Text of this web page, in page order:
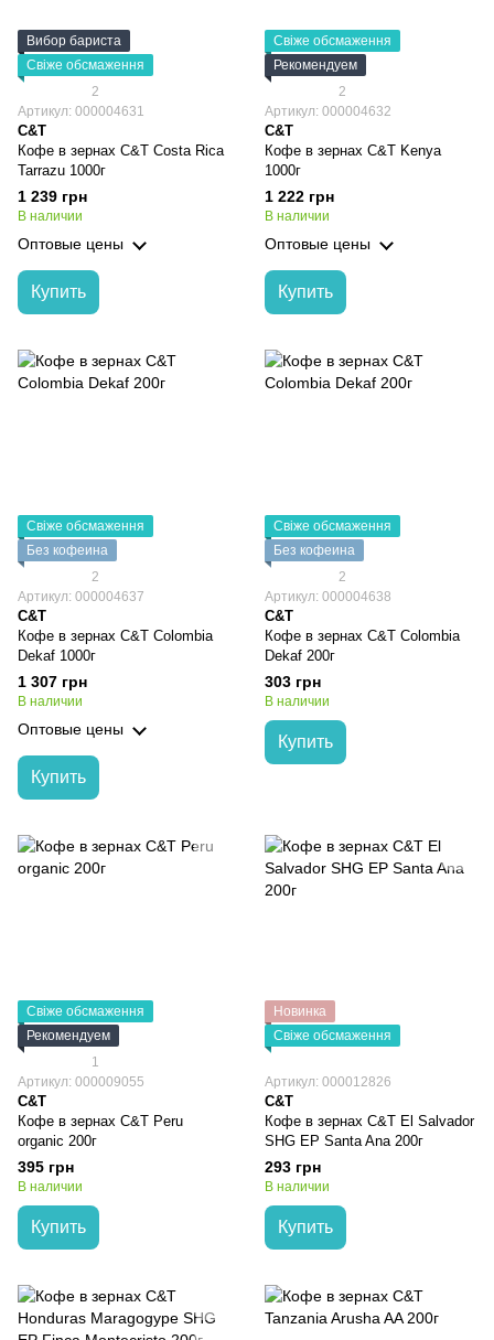
Вибор бариста
Свіже обсмаження
2
Артикул: 000004631
C&T
Кофе в зернах C&T Сosta Rica
Tarrazu 1000г
1 239 грн
В наличии
Оптовые цены
Купить
Свіже обсмаження
Рекомендуем
2
Артикул: 000004632
C&T
Кофе в зернах C&T Kenya
1000г
1 222 грн
В наличии
Оптовые цены
Купить
Свіже обсмаження
Без кофеина
2
Артикул: 000004637
C&T
Кофе в зернах C&T Colombia
Dekaf 1000г
1 307 грн
В наличии
Оптовые цены
Купить
Свіже обсмаження
Без кофеина
2
Артикул: 000004638
C&T
Кофе в зернах C&T Colombia
Dekaf 200г
303 грн
В наличии
Купить
Свіже обсмаження
Рекомендуем
1
Артикул: 000009055
C&T
Кофе в зернах C&T Peru
organic 200г
395 грн
В наличии
Купить
Новинка
Свіже обсмаження
Артикул: 000012826
C&T
Кофе в зернах C&T El Salvador
SHG EP Santa Ana 200г
293 грн
В наличии
Купить